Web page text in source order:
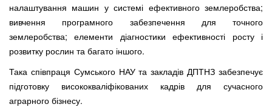
налаштування машин у системі ефективного землеробства;
вивчення програмного забезпечення для точного
землеробства; елементи діагностики ефективності росту і
розвитку рослин та багато іншого.
Така співпраця Сумського НАУ та закладів ДПТНЗ забезпечує
підготовку висококваліфікованих кадрів для сучасного
аграрного бізнесу.